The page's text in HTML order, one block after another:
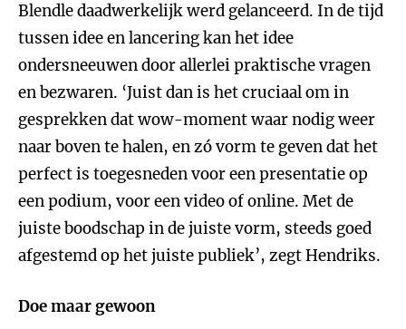
Blendle daadwerkelijk werd gelanceerd. In de tijd
tussen idee en lancering kan het idee
ondersneeuwen door allerlei praktische vragen
en bezwaren. ‘Juist dan is het cruciaal om in
gesprekken dat wow-moment waar nodig weer
naar boven te halen, en zó vorm te geven dat het
perfect is toegesneden voor een presentatie op
een podium, voor een video of online. Met de
juiste boodschap in de juiste vorm, steeds goed
afgestemd op het juiste publiek’, zegt Hendriks.
Doe maar gewoon